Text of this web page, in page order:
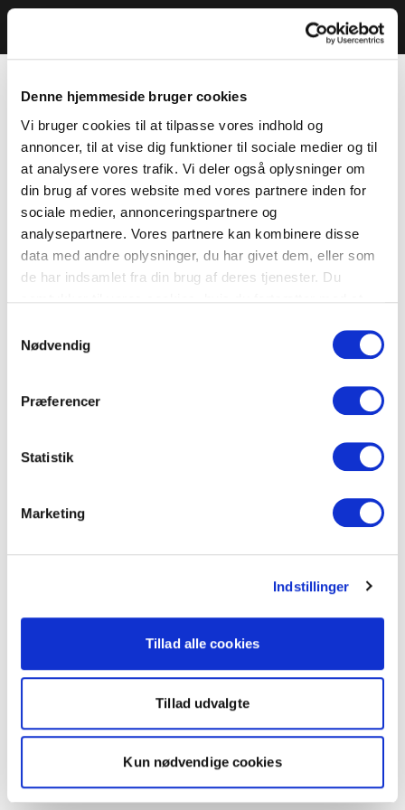
Denne hjemmeside bruger cookies
Vi bruger cookies til at tilpasse vores indhold og
annoncer, til at vise dig funktioner til sociale medier og til
at analysere vores trafik. Vi deler også oplysninger om
din brug af vores website med vores partnere inden for
sociale medier, annonceringspartnere og
analysepartnere. Vores partnere kan kombinere disse
data med andre oplysninger, du har givet dem, eller som
de har indsamlet fra din brug af deres tjenester. Du
Nødvendig
Præferencer
Statistik
Marketing
Indstillinger
Tillad alle cookies
Tillad udvalgte
Kun nødvendige cookies